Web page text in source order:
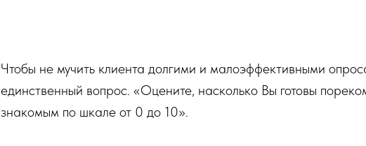
Чтобы не мучить клиента долгими и малоэффективными
единственный вопрос. «Оцените, насколько Вы готовы
знакомым по шкале от 0 до 10».